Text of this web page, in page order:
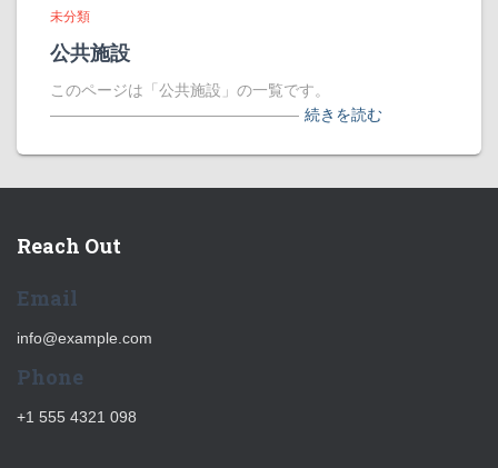
未分類
公共施設
このページは「公共施設」の一覧です。
―――――――――――――――― 続きを読む
Reach Out
Email
info@example.com
Phone
+1 555 4321 098